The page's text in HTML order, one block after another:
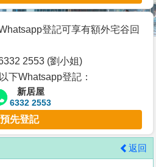
登記可享有額外宅谷回
2553 (劉小姐)
下Whatsapp登記：
新居屋
6332 2553
預先登記
返回